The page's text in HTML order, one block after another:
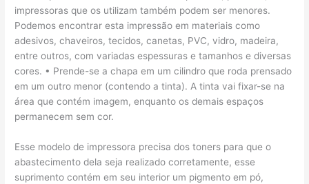
impressoras que os utilizam também podem ser menores.
Podemos encontrar esta impressão em materiais como
adesivos, chaveiros, tecidos, canetas, PVC, vidro, madeira,
entre outros, com variadas espessuras e tamanhos e diversas
cores. • Prende-se a chapa em um cilindro que roda prensado
em um outro menor (contendo a tinta). A tinta vai fixar-se na
área que contém imagem, enquanto os demais espaços
permanecem sem cor.
Esse modelo de impressora precisa dos toners para que o
abastecimento dela seja realizado corretamente, esse
suprimento contém em seu interior um pigmento em pó,